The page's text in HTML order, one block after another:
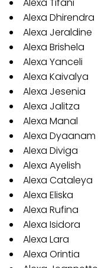
Alexa Dhirendra
Alexa Jeraldine
Alexa Brishela
Alexa Yanceli
Alexa Kaivalya
Alexa Jesenia
Alexa Jalitza
Alexa Manal
Alexa Dyaanam
Alexa Diviga
Alexa Ayelish
Alexa Cataleya
Alexa Eliska
Alexa Rufina
Alexa Isidora
Alexa Lara
Alexa Orintia